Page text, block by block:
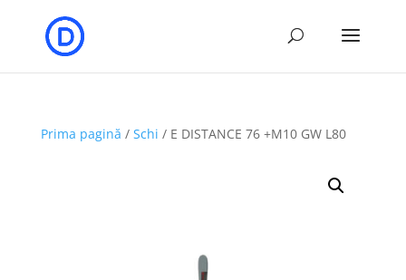
Prima pagină / Schi / E DISTANCE 76 +M10 GW L80